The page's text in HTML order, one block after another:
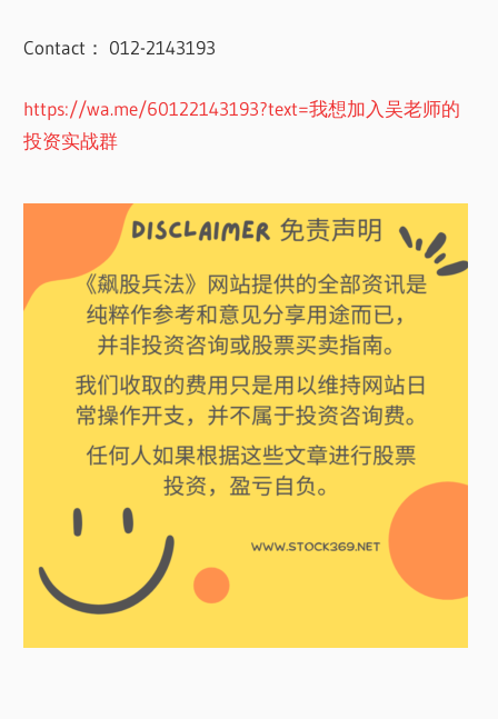
Contact： 012-2143193
https://wa.me/60122143193?text=我想加入吴老师的
投资实战群